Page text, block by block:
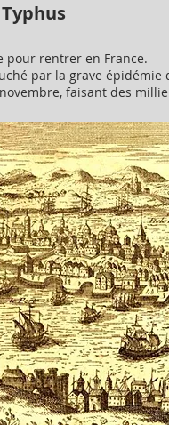
pour rentrer en France.
par la grave
faisant des